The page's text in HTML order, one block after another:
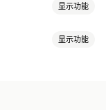
显示功能
显示功能